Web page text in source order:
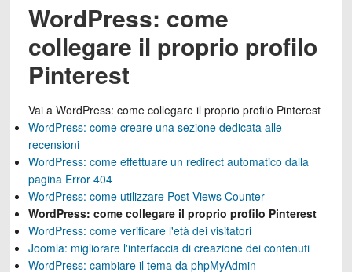
WordPress: come
collegare il proprio profilo
Pinterest
Vai a WordPress: come collegare il proprio profilo Pinterest
WordPress: come creare una sezione dedicata alle
recensioni
WordPress: come effettuare un redirect automatico dalla
pagina Error 404
WordPress: come utilizzare Post Views Counter
WordPress: come collegare il proprio profilo Pinterest
WordPress: come verificare l'età dei visitatori
Joomla: migliorare l'interfaccia di creazione dei contenuti
WordPress: cambiare il tema da phpMyAdmin